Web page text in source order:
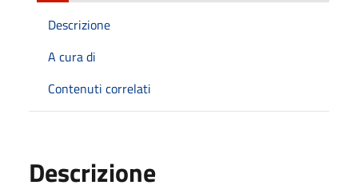
Descrizione
A cura di
Contenuti correlati
Descrizione